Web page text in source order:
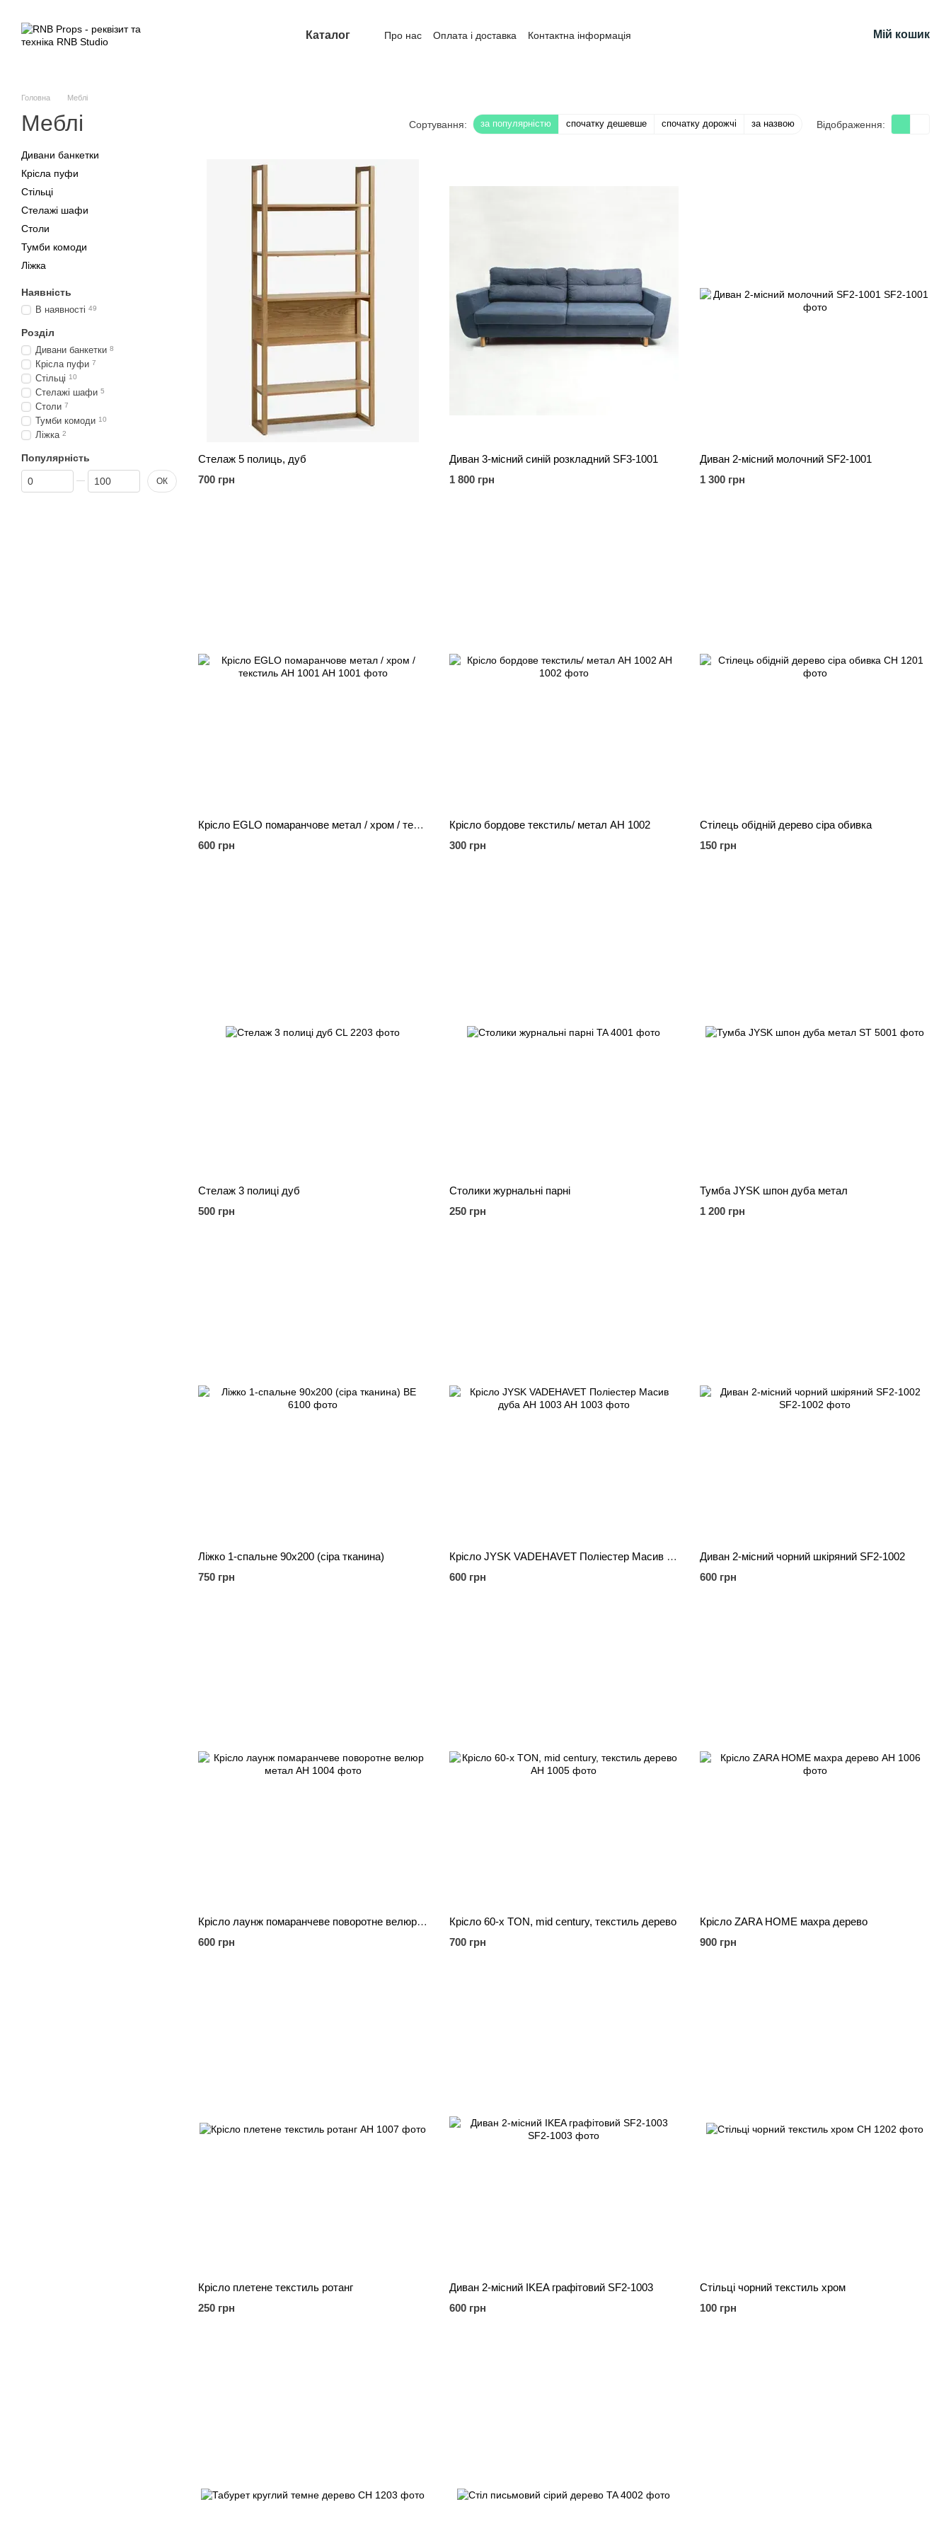
Каталог Про нас Оплата і доставка Контактна інформація Мій кошик
Головна Меблі
Меблі Сортування: за популярністю спочатку дешевше спочатку дорожчі за назвою Відображення:
Стелаж 5 полиць, дуб
700 грн
Диван 3-місний синій розкладний SF3-1001
1 800 грн
Диван 2-місний молочний SF2-1001
1 300 грн
Крісло EGLO помаранчове метал / хром / текстиль AH 1001
600 грн
Крісло бордове текстиль/ метал AH 1002
300 грн
Стілець обідній дерево сіра обивка
150 грн
Стелаж 3 полиці дуб
500 грн
Столики журнальні парні
250 грн
Тумба JYSK шпон дуба метал
1 200 грн
Ліжко 1-спальне 90x200 (сіра тканина)
750 грн
Крісло JYSK VADEHAVET Поліестер Масив дуба AH 1003
600 грн
Диван 2-місний чорний шкіряний SF2-1002
600 грн
Крісло лаунж помаранчеве поворотне велюр метал
600 грн
Крісло 60-х TON, mid century, текстиль дерево
700 грн
Крісло ZARA HOME махра дерево
900 грн
Крісло плетене текстиль ротанг
250 грн
Диван 2-місний IKEA графітовий SF2-1003
600 грн
Стільці чорний текстиль хром
100 грн
Дивани банкетки
Крісла пуфи
Стільці
Стелажі шафи
Столи
Тумби комоди
Ліжка
Наявність
В наявності 49
Розділ
Дивани банкетки 8
Крісла пуфи 7
Стільці 10
Стелажі шафи 5
Столи 7
Тумби комоди 10
Ліжка 2
Популярність
Від Популярність
До Популярність ОК